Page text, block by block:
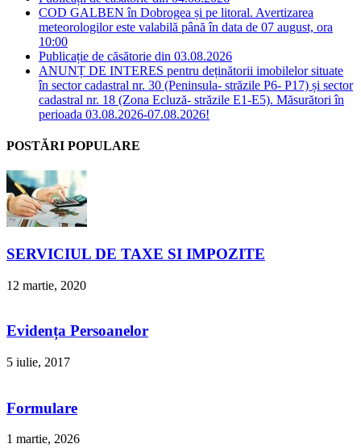
COD GALBEN în Dobrogea și pe litoral. Avertizarea
meteorologilor este valabilă până în data de 07 august, ora
10:00
Publicație de căsătorie din 03.08.2026
ANUNȚ DE INTERES pentru deținătorii imobilelor situate
în sector cadastral nr. 30 (Peninsula- străzile P6- P17) și sector
cadastral nr. 18 (Zona Ecluză- străzile E1-E5). Măsurători în
perioada 03.08.2026-07.08.2026!
POSTĂRI POPULARE
SERVICIUL DE TAXE SI IMPOZITE
12 martie, 2020
Evidența Persoanelor
5 iulie, 2017
Formulare
1 martie, 2026